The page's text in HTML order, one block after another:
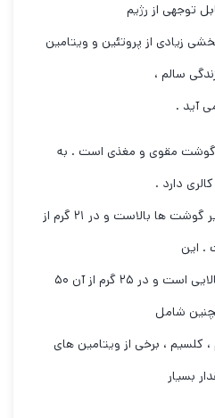
از رژیم
زیادی از پروتئین و ویتامین
سالم ،
آید .
گوشت مقوی و مغذی است . به
چربی این گوشت به نسبت سایر گوشت ها بالاست و در ۲۱ گرم از
گوشت شامل پروتئین بسیار بالایی است و در ۲۵ گرم از آن ۵۰
شامل
کلسیم ، برخی از ویتامین های